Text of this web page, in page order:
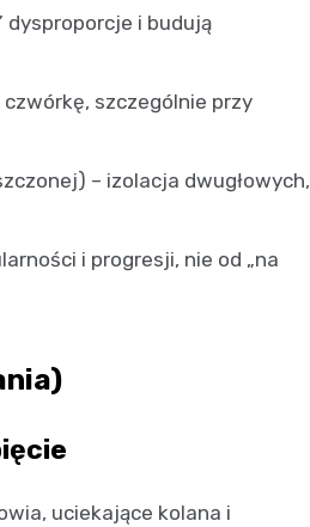
i budują
szczególnie przy
– izolacja dwugłowych,
i progresji, nie od „na
uciekające kolana i